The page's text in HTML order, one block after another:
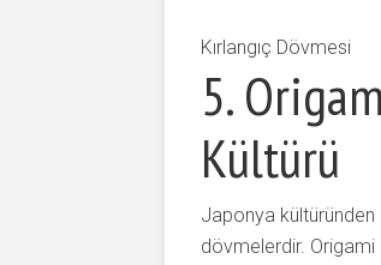
Kırlangıç Dövmesi
5.
Kültürü
Japonya kültüründen
dövmelerdir. Origami